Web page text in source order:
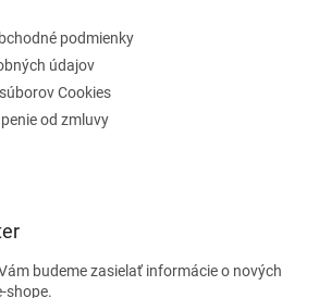
podmienky
údajov
Cookies
od zmluvy
budeme zasielať informácie o nových
shope.